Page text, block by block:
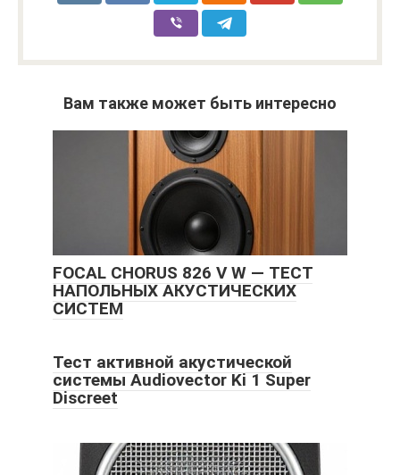
Вам также может быть интересно
FOCAL CHORUS 826 V W — ТЕСТ
НАПОЛЬНЫХ АКУСТИЧЕСКИХ
СИСТЕМ
Тест активной акустической
системы Audiovector Ki 1 Super
Discreet